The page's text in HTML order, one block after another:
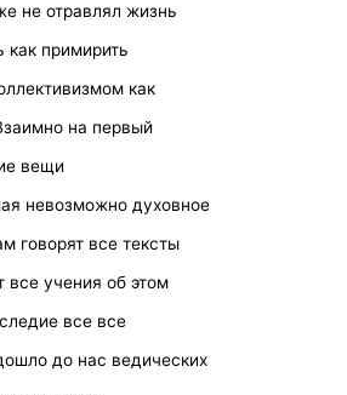
не отравлял жизнь
как примирить
как
на первый
вещи
невозможно духовное
говорят все тексты
все учения об этом
все все
до нас ведических